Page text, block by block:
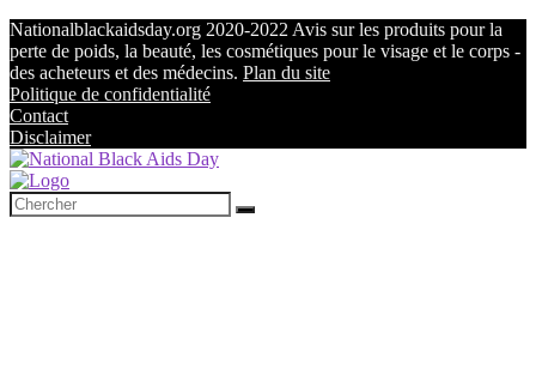
Nationalblackaidsday.org 2020-2022 Avis sur les produits pour la
perte de poids, la beauté, les cosmétiques pour le visage et le corps -
des acheteurs et des médecins. Plan du site
Politique de confidentialité
Contact
Disclaimer